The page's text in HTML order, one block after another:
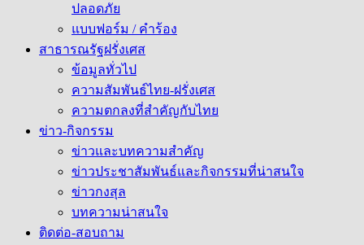
ปลอดภัย
แบบฟอร์ม / คำร้อง
สาธารณรัฐฝรั่งเศส
ข้อมูลทั่วไป
ความสัมพันธ์ไทย-ฝรั่งเศส
ความตกลงที่สำคัญกับไทย
ข่าว-กิจกรรม
ข่าวและบทความสำคัญ
ข่าวประชาสัมพันธ์และกิจกรรมที่น่าสนใจ
ข่าวกงสุล
บทความน่าสนใจ
ติดต่อ-สอบถาม